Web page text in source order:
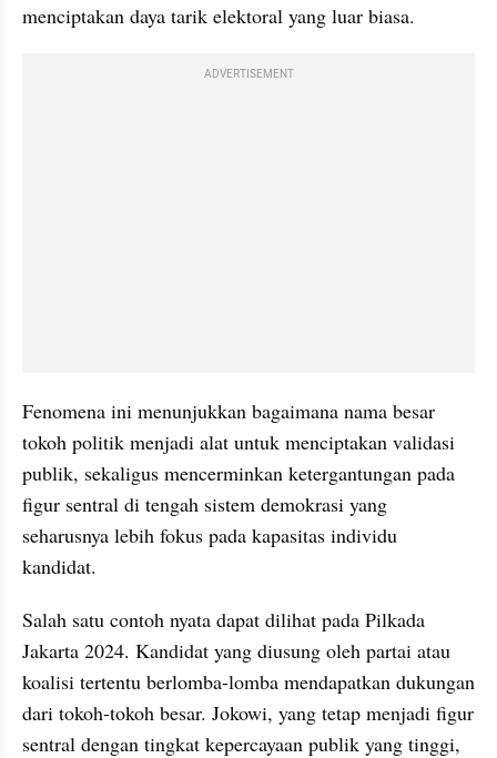
menciptakan daya tarik elektoral yang luar biasa.
ADVERTISEMENT
Fenomena ini menunjukkan bagaimana nama besar
tokoh politik menjadi alat untuk menciptakan validasi
publik, sekaligus mencerminkan ketergantungan pada
figur sentral di tengah sistem demokrasi yang
seharusnya lebih fokus pada kapasitas individu
kandidat.
Salah satu contoh nyata dapat dilihat pada Pilkada
Jakarta 2024. Kandidat yang diusung oleh partai atau
koalisi tertentu berlomba-lomba mendapatkan dukungan
dari tokoh-tokoh besar. Jokowi, yang tetap menjadi figur
sentral dengan tingkat kepercayaan publik yang tinggi,